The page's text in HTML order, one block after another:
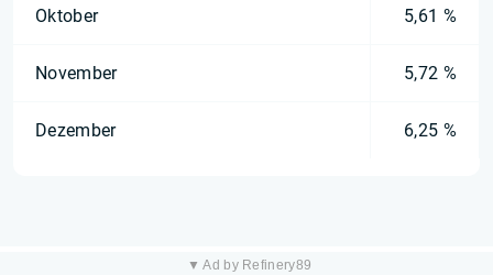
Oktober 5,61 %
November 5,72 %
Dezember 6,25 %
▼ Ad by Refinery89